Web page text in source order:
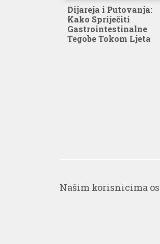
Dijareja i Putovanja:
Kako Spriječiti
Gastrointestinalne
Tegobe Tokom Ljeta
Našim korisnicima